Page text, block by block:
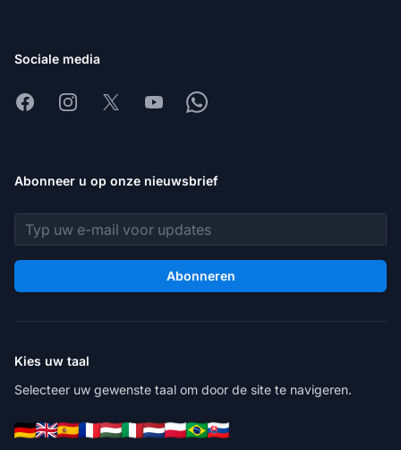
Sociale media
FacebookInstagram
X YoutubeWhatsapp
Abonneer u op onze nieuwsbrief
E-mailadres
Abonneren
Kies uw taal
Selecteer uw gewenste taal om door de site te navigeren.